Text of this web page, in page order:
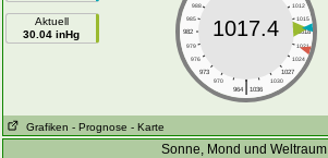
Aktuell
30.04 inHg
988
1012
985
1015
982
1018
979
1021
976
1024
973
1027
970
1030
|
964 1036
1017.4
Grafiken - Prognose - Karte
Sonne, Mond und Weltraum